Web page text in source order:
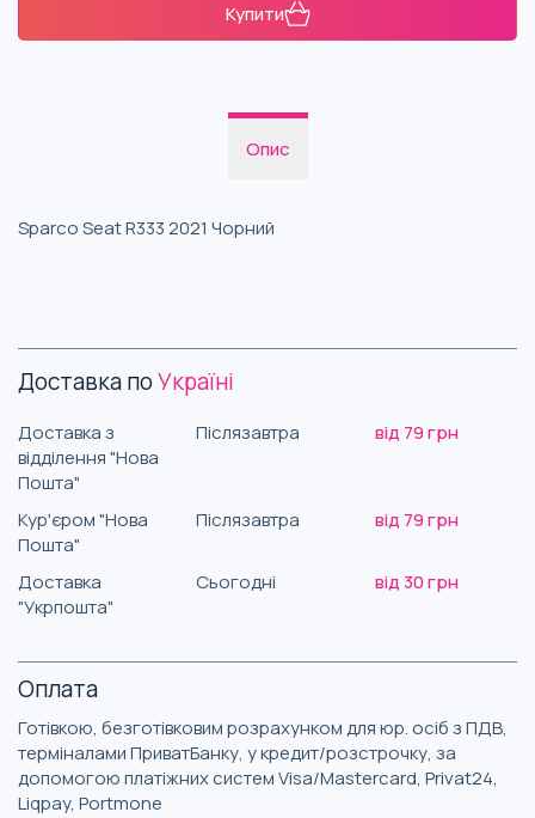
Купити
Опис
Sparco Seat R333 2021 Чорний
Доставка поУкраїні
Доставка з
відділення "Нова
Пошта"
Післязавтра від 79 грн
Кур'єром "Нова
Пошта"
Післязавтра від 79 грн
Доставка
"Укрпошта"
Сьогодні від 30 грн
Оплата
Готівкою, безготівковим розрахунком для юр. осіб з ПДВ,
терміналами ПриватБанку, у кредит/розстрочку, за
допомогою платіжних систем Visa/Mastercard, Privat24,
Liqpay, Portmone